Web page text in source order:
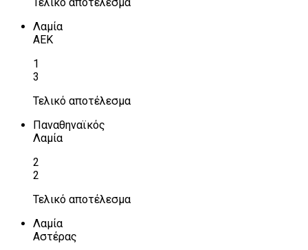
Λαμία
ΑΕΚ
1
3
Τελικό αποτέλεσμα
Παναθηναϊκός
Λαμία
2
2
Τελικό αποτέλεσμα
Λαμία
Αστέρας